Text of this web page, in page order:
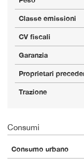
Classe emissioni
CV fiscali
Garanzia
Proprietari
Trazione
Consumi
Consumo urbano